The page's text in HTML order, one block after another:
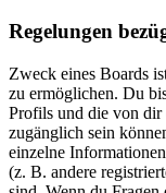
Regelungen
Zweck eines Boards
zu ermöglichen. Du
Profils und die von dir
zugänglich sein
einzelne
(z. B. andere